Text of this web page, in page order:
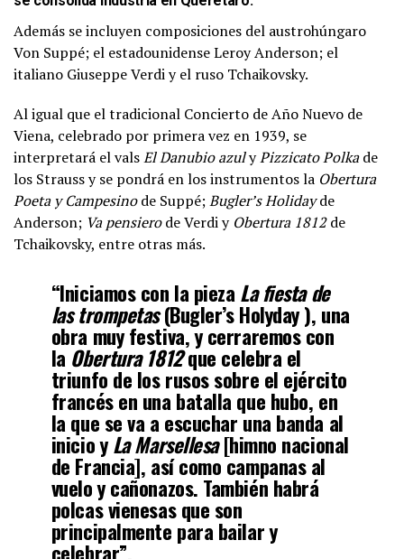
Además se incluyen composiciones del austrohúngaro
Von Suppé; el estadounidense Leroy Anderson; el
italiano Giuseppe Verdi y el ruso Tchaikovsky.
Al igual que el tradicional Concierto de Año Nuevo de
Viena, celebrado por primera vez en 1939, se
interpretará el valsEl Danubio azulyPizzicato Polkade
los Strauss y se pondrá en los instrumentos la Obertura
Poeta y Campesinode Suppé;Bugler’s Holidayde
Anderson; Va pensierode Verdi y Obertura 1812de
Tchaikovsky, entre otras más.
“Iniciamos con la pieza La fiesta de
las trompetas(Bugler’s Holyday ), una
obra muy festiva, y cerraremos con
la Obertura 1812que celebra el
triunfo de los rusos sobre el ejército
francés en una batalla que hubo, en
la que se va a escuchar una banda al
inicio yLa Marsellesa[himno nacional
de Francia], así como campanas al
vuelo y cañonazos. También habrá
polcas vienesas que son
principalmente para bailar y
celebrar”,